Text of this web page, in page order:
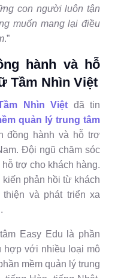
con người luôn tận
muốn mang lại điều
.”
hành và hỗ
Tầm Nhìn Việt
Nhìn Việt đã tin
quản lý trung tâm
đồng hành và hỗ trợ
Đội ngũ chăm sóc
trợ cho khách hàng.
phản hồi từ khách
và phát triển xa
Easy Edu là phần
hợp với nhiều loại mô
mềm quản lý trung